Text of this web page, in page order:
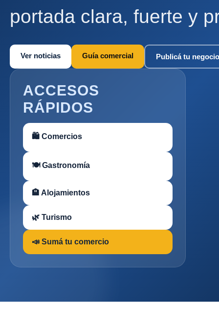
portada clara, fuerte y
Ver noticias Guía comercial Publicá tu negocio
ACCESOS
RÁPIDOS
🛍 Comercios
🍽 Gastronomía
🏨 Alojamientos
🌿 Turismo
📣 Sumá tu comercio